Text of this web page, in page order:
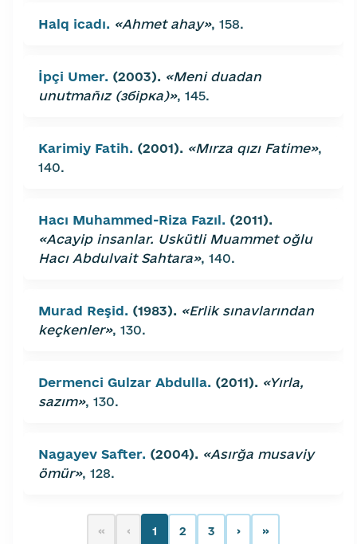
Halq icadı. «Ahmet ahay», 158.
İpçi Umer. (2003). «Meni duadan
unutmañız (збірка)», 145.
Karimiy Fatih. (2001). «Mırza qızı Fatime»,
140.
Hacı Muhammed-Riza Fazıl. (2011).
«Acayip insanlar. Uskütli Muammet oğlu
Hacı Abdulvait Sahtara», 140.
Murad Reşid. (1983). «Erlik sınavlarından
keçkenler», 130.
Dermenci Gulzar Abdulla. (2011). «Yırla,
sazım», 130.
Nagayev Safter. (2004). «Asırğa musaviy
ömür», 128.
« ‹ 1 2 3 › »